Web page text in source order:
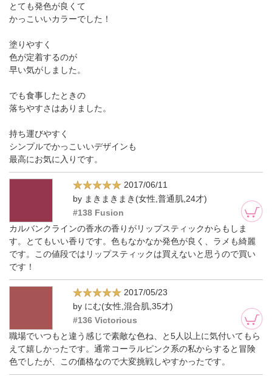
とても発色が良くて
かっこいいカラーでした！
塗りやすく
色が定着するのが
早い気がしました。
でも食事したときの
落ちやすさはありました。
持ち運びやすく
シンプルでかっこいいデザインも
最高にお気に入りです。
2017/06/11
by まきまきまき(女性,普通肌,24才)
#138 Fusion
カルバンクラインの香水の香りがリップスティックからもしま
す。とてもいい香りです。色もなかなか発色が良く、ラメも綺麗
です。この値段ではリップスティックは買えないと思うので買い
です！
2017/05/23
by にむ(女性,混合肌,35才)
#136 Victorious
職場でいつもと違う感じで素敵な色ね、と5人以上に気付いてもら
えて嬉しかったです。通常コーラルピンク系の私からすると冒険
色でしたが、この価格なので大変挑戦しやすかったです。